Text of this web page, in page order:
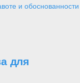
и обоснованности
для